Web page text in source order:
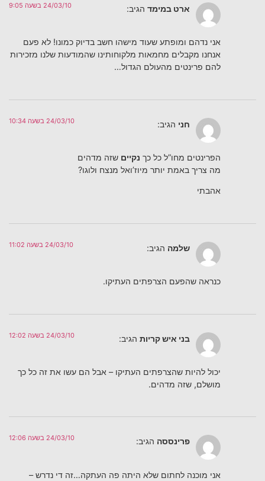
ארט במימד הגיב: 24/03/10 בשעה 9:05
אני נדהם ומופתע שעוד מישהו חשב בדיוק כמונו! לא פעם
אנחנו מקבלים מחמאות מלקוחותינו שהמודעות שלנו מזכירות
להם פרינטים מהעולם הגדול…
חני הגיב: 24/03/10 בשעה 10:34
הפרינטים מחו”ל כל כך נקיים שזה מדהים
מה צריך באמת יותר מיוז’ואל מנצח ולוגו?
אהבתי
שלמה הגיב: 24/03/10 בשעה 11:02
כנראה שהפעם הצרפתים העתיקו.
בני איש קריות הגיב: 24/03/10 בשעה 12:02
יכול להיות שהצרפתים העתיקו – אבל הם עשו את זה כל כך
מושלם, שזה מדהים.
פרינססה הגיב: 24/03/10 בשעה 12:06
אני מוכנה לחתום שלא היתה פה העתקה…זה די נדרש –